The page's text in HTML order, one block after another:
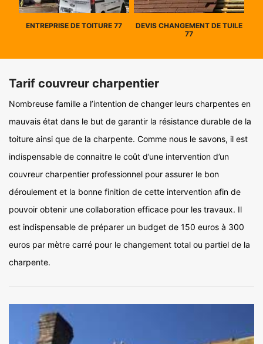
ENTREPRISE DE TOITURE 77
DEVIS CHANGEMENT DE TUILE
77
Tarif couvreur charpentier
Nombreuse famille a l’intention de changer leurs charpentes en
mauvais état dans le but de garantir la résistance durable de la
toiture ainsi que de la charpente. Comme nous le savons, il est
indispensable de connaitre le coût d’une intervention d’un
couvreur charpentier professionnel pour assurer le bon
déroulement et la bonne finition de cette intervention afin de
pouvoir obtenir une collaboration efficace pour les travaux. Il
est indispensable de préparer un budget de 150 euros à 300
euros par mètre carré pour le changement total ou partiel de la
charpente.